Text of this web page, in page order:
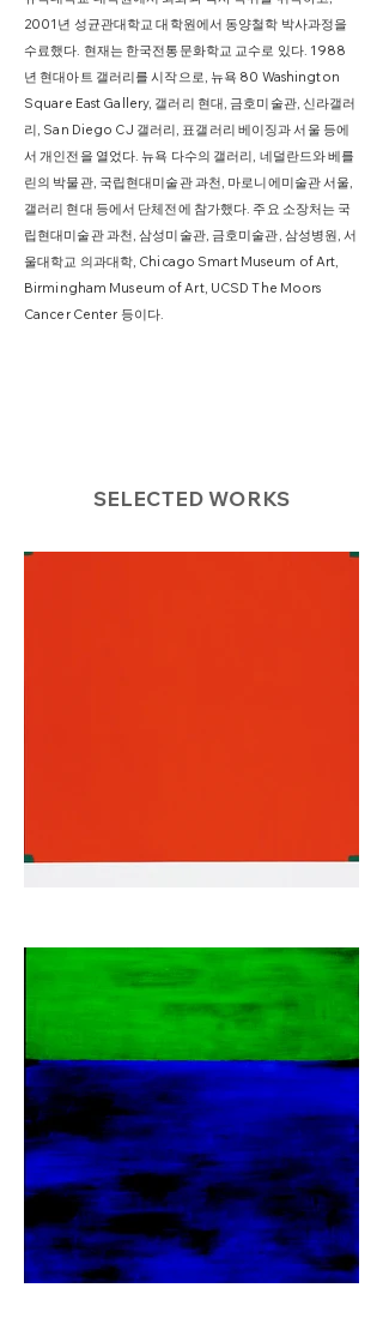
2001년 성균관대학교 대학원에서 동양철학 박사과정을
수료했다. 현재는 한국전통문화학교 교수로 있다. 1988
년 현대아트 갤러리를 시작으로, 뉴욕 80 Washington
Square East Gallery, 갤러리 현대, 금호미술관, 신라갤러
리, San Diego CJ 갤러리, 표갤러리 베이징과 서울 등에
서 개인전을 열었다. 뉴욕 다수의 갤러리, 네덜란드와 베를
린의 박물관, 국립현대미술관 과천, 마로니에미술관 서울,
갤러리 현대 등에서 단체전에 참가했다. 주요 소장처는 국
립현대미술관 과천, 삼성미술관, 금호미술관, 삼성병원, 서
울대학교 의과대학, Chicago Smart Museum of Art,
Birmingham Museum of Art, UCSD The Moors
Cancer Center 등이다.
SELECTED WORKS